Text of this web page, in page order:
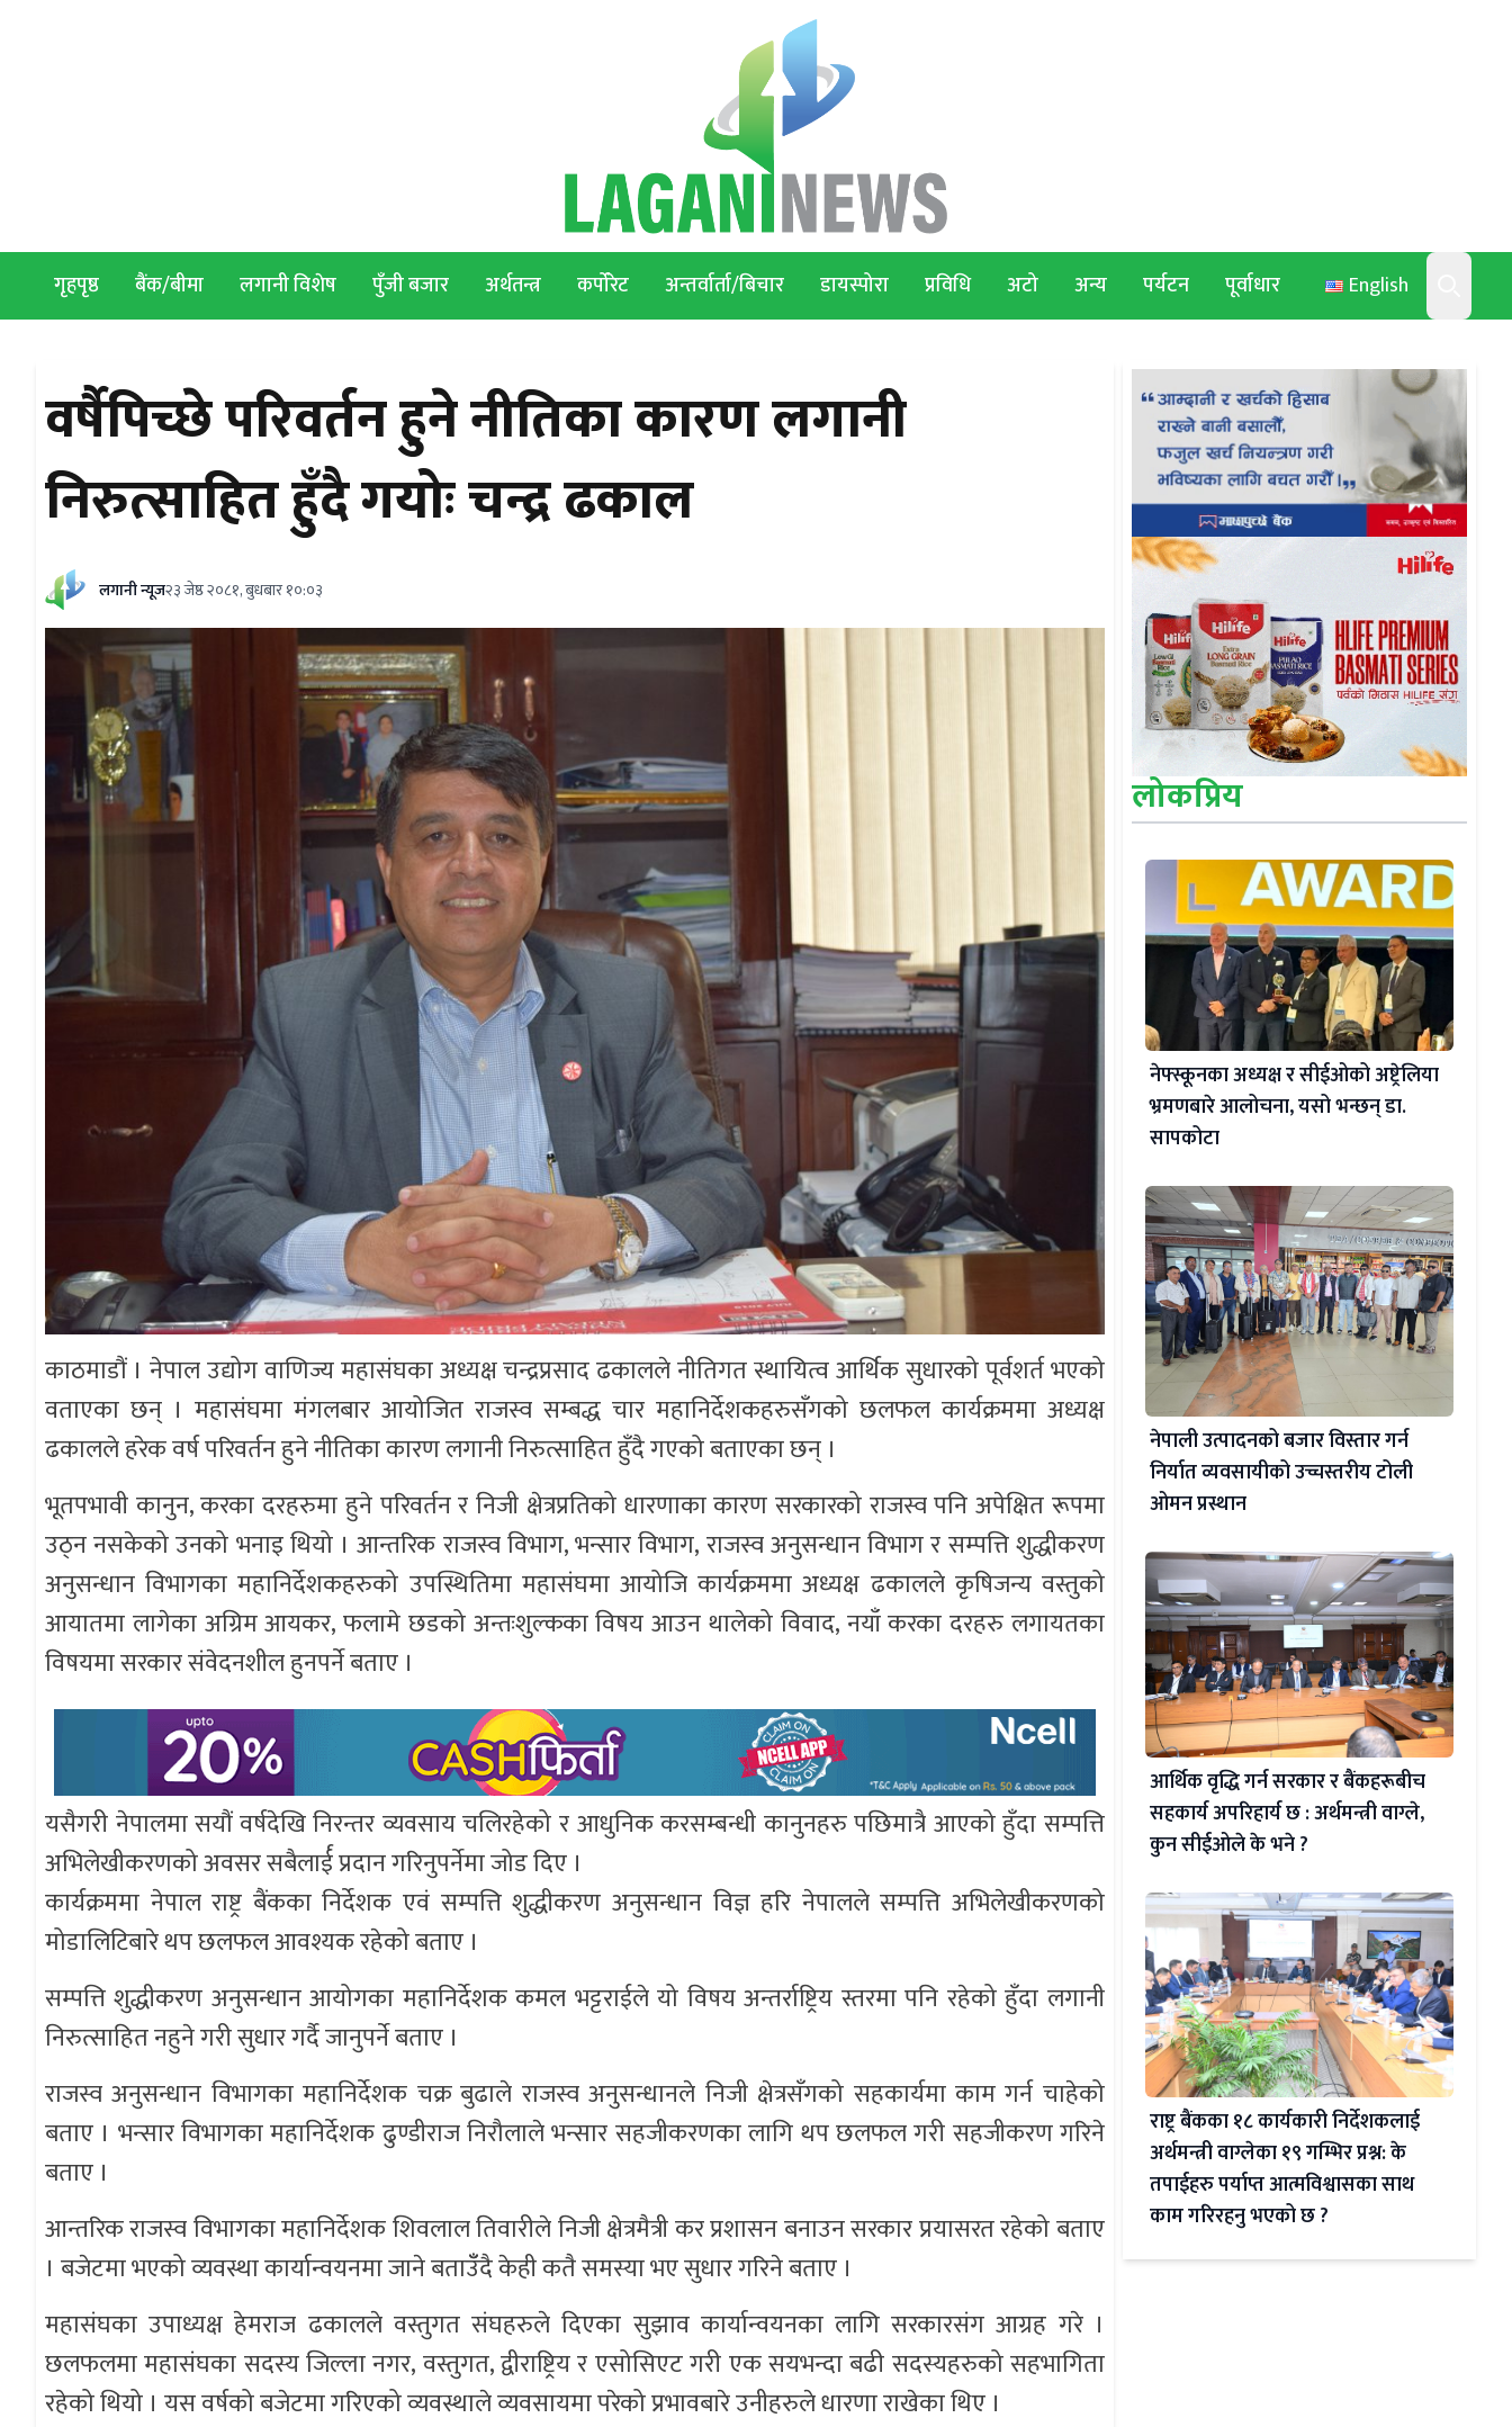
English
Search
गृहपृष्ठ बैंक/बीमा लगानी विशेष पुँजी बजार अर्थतन्त्र कर्पोरेट अन्तर्वार्ता/बिचार डायस्पोरा प्रविधि अटो अन्य पर्यटन पूर्वाधार
वर्षैपिच्छे परिवर्तन हुने नीतिका कारण लगानी
निरुत्साहित हुँदै गयोः चन्द्र ढकाल
लगानी न्यूज२३ जेष्ठ २०८१, बुधबार १०:०३
काठमाडौं । नेपाल उद्योग वाणिज्य महासंघका अध्यक्ष चन्द्रप्रसाद ढकालले नीतिगत स्थायित्व आर्थिक सुधारको पूर्वशर्त भएको
वताएका छन् । महासंघमा मंगलबार आयोजित राजस्व सम्बद्ध चार महानिर्देशकहरुसँगको छलफल कार्यक्रममा अध्यक्ष
ढकालले हरेक वर्ष परिवर्तन हुने नीतिका कारण लगानी निरुत्साहित हुँदै गएको बताएका छन् ।
भूतपभावी कानुन, करका दरहरुमा हुने परिवर्तन र निजी क्षेत्रप्रतिको धारणाका कारण सरकारको राजस्व पनि अपेक्षित रूपमा
उठ्न नसकेको उनको भनाइ थियो । आन्तरिक राजस्व विभाग, भन्सार विभाग, राजस्व अनुसन्धान विभाग र सम्पत्ति शुद्धीकरण
अनुसन्धान विभागका महानिर्देशकहरुको उपस्थितिमा महासंघमा आयोजि कार्यक्रममा अध्यक्ष ढकालले कृषिजन्य वस्तुको
आयातमा लागेका अग्रिम आयकर, फलामे छडको अन्तःशुल्कका विषय आउन थालेको विवाद, नयाँ करका दरहरु लगायतका
विषयमा सरकार संवेदनशील हुनपर्ने बताए ।
यसैगरी नेपालमा सयौं वर्षदेखि निरन्तर व्यवसाय चलिरहेको र आधुनिक करसम्बन्धी कानुनहरु पछिमात्रै आएको हुँदा सम्पत्ति
अभिलेखीकरणको अवसर सबैलार्ई प्रदान गरिनुपर्नेमा जोड दिए ।
कार्यक्रममा नेपाल राष्ट्र बैंकका निर्देशक एवं सम्पत्ति शुद्धीकरण अनुसन्धान विज्ञ हरि नेपालले सम्पत्ति अभिलेखीकरणको
मोडालिटिबारे थप छलफल आवश्यक रहेको बताए ।
सम्पत्ति शुद्धीकरण अनुसन्धान आयोगका महानिर्देशक कमल भट्टराईले यो विषय अन्तर्राष्ट्रिय स्तरमा पनि रहेको हुँदा लगानी
निरुत्साहित नहुने गरी सुधार गर्दै जानुपर्ने बताए ।
राजस्व अनुसन्धान विभागका महानिर्देशक चक्र बुढाले राजस्व अनुसन्धानले निजी क्षेत्रसँगको सहकार्यमा काम गर्न चाहेको
बताए । भन्सार विभागका महानिर्देशक ढुण्डीराज निरौलाले भन्सार सहजीकरणका लागि थप छलफल गरी सहजीकरण गरिने
बताए ।
आन्तरिक राजस्व विभागका महानिर्देशक शिवलाल तिवारीले निजी क्षेत्रमैत्री कर प्रशासन बनाउन सरकार प्रयासरत रहेको बताए
। बजेटमा भएको व्यवस्था कार्यान्वयनमा जाने बताउँँदै केही कतै समस्या भए सुधार गरिने बताए ।
महासंघका उपाध्यक्ष हेमराज ढकालले वस्तुगत संघहरुले दिएका सुझाव कार्यान्वयनका लागि सरकारसंग आग्रह गरे ।
छलफलमा महासंघका सदस्य जिल्ला नगर, वस्तुगत, द्वीराष्ट्रिय र एसोसिएट गरी एक सयभन्दा बढी सदस्यहरुको सहभागिता
रहेको थियो । यस वर्षको बजेटमा गरिएको व्यवस्थाले व्यवसायमा परेको प्रभावबारे उनीहरुले धारणा राखेका थिए ।
लोकप्रिय
नेफ्स्कूनका अध्यक्ष र सीईओको अष्ट्रेलिया
भ्रमणबारे आलोचना, यसो भन्छन् डा‍.
सापकोटा
नेपाली उत्पादनको बजार विस्तार गर्न
निर्यात व्यवसायीको उच्चस्तरीय टोली
ओमन प्रस्थान
आर्थिक वृद्धि गर्न सरकार र बैंकहरूबीच
सहकार्य अपरिहार्य छ : अर्थमन्त्री वाग्ले,
कुन सीईओले के भने ?
राष्ट्र बैंकका १८ कार्यकारी निर्देशकलाई
अर्थमन्त्री वाग्लेका १९ गम्भिर प्रश्न: के
तपाईहरु पर्याप्त आत्मविश्वासका साथ
काम गरिरहनु भएको छ ?